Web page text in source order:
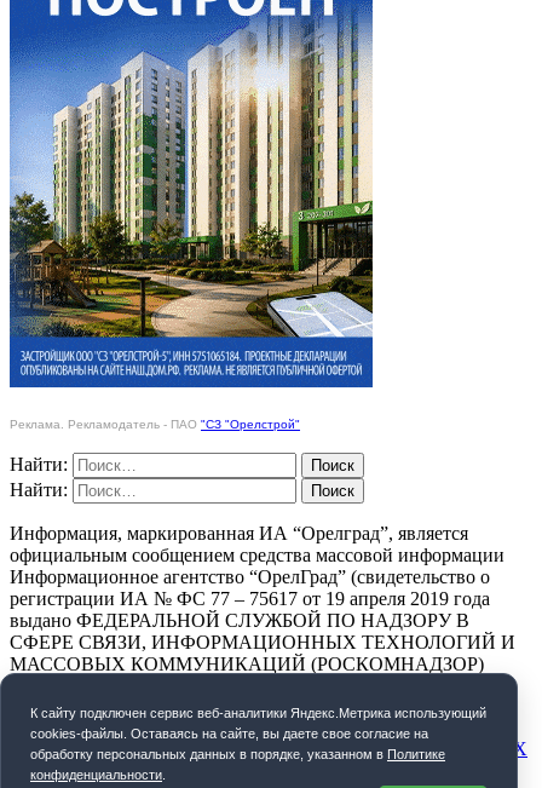
Реклама. Рекламодатель - ПАО "СЗ "Орелстрой"
Найти:
Найти:
Информация, маркированная ИА “Орелград”, является
официальным сообщением средства массовой информации
Информационное агентство “ОрелГрад” (свидетельство о
регистрации ИА № ФС 77 – 75617 от 19 апреля 2019 года
выдано ФЕДЕРАЛЬНОЙ СЛУЖБОЙ ПО НАДЗОРУ В
СФЕРЕ СВЯЗИ, ИНФОРМАЦИОННЫХ ТЕХНОЛОГИЙ И
МАССОВЫХ КОММУНИКАЦИЙ (РОСКОМНАДЗОР)
ПОЛИТИКА КОНФИДЕНЦИАЛЬНОСТИ
СОГЛАСИЕ НА ОБРАБОТКУ ПЕРСОНАЛЬНЫХ ДАННЫХ
К cайту подключен сервис веб-аналитики Яндекс.Метрика использующий
cookies-файлы. Оставаясь на сайте, вы даете свое согласие на
обработку персональных данных в порядке, указанном в Политике
конфиденциальности